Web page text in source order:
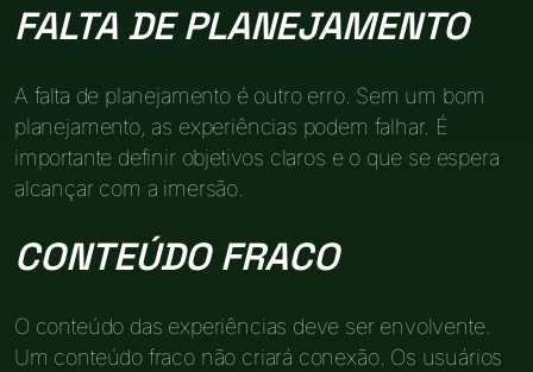
FALTA DE PLANEJAMENTO
A falta de planejamento é outro erro. Sem um bom
planejamento, as experiências podem falhar. É
importante definir objetivos claros e o que se espera
alcançar com a imersão.
CONTEÚDO FRACO
O conteúdo das experiências deve ser envolvente.
Um conteúdo fraco não criará conexão. Os usuários